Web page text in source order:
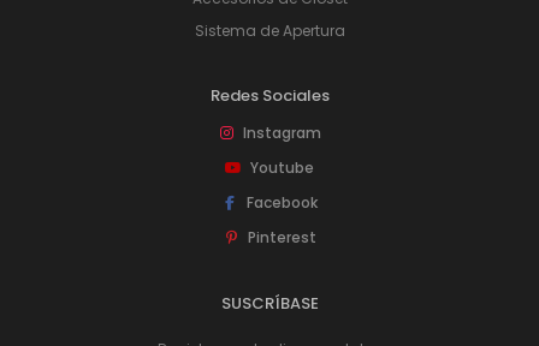
Sistema de Apertura
Redes Sociales
Instagram
Youtube
Facebook
Pinterest
SUSCRÍBASE